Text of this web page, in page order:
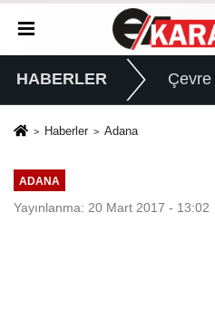
HABERLER Çevre
Haberler Adana
ADANA
Yayınlanma: 20 Mart 2017 - 13:02